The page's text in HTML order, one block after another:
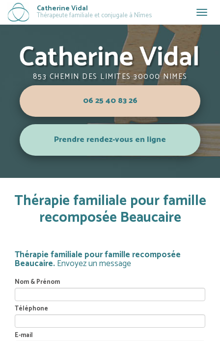
Aller
au
Catherine Vidal
Thérapeute familiale et conjugale à Nîmes
853 CHEMIN DES LIMITES 30000 NIMES
06 25 40 83 26
Prendre rendez-vous en ligne
Thérapie familiale pour famille
recomposée Beaucaire
Thérapie familiale pour famille recomposée
Beaucaire.Envoyez un message
Nom & Prénom
Téléphone
E-mail